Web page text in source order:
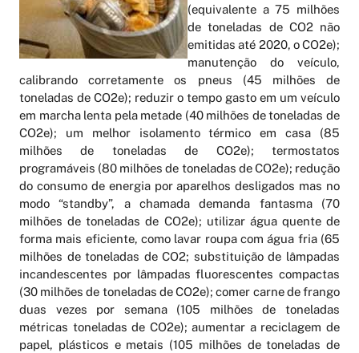
(equivalente a 75 milhões
de toneladas de CO2 não
emitidas até 2020, o CO2e);
manutenção do veículo,
calibrando corretamente os pneus (45 milhões de
toneladas de CO2e); reduzir o tempo gasto em um veículo
em marcha lenta pela metade (40 milhões de toneladas de
CO2e); um melhor isolamento térmico em casa (85
milhões de toneladas de CO2e); termostatos
programáveis (80 milhões de toneladas de CO2e); redução
do consumo de energia por aparelhos desligados mas no
modo “standby”, a chamada demanda fantasma (70
milhões de toneladas de CO2e); utilizar água quente de
forma mais eficiente, como lavar roupa com água fria (65
milhões de toneladas de CO2; substituição de lâmpadas
incandescentes por lâmpadas fluorescentes compactas
(30 milhões de toneladas de CO2e); comer carne de frango
duas vezes por semana (105 milhões de toneladas
métricas toneladas de CO2e); aumentar a reciclagem de
papel, plásticos e metais (105 milhões de toneladas de